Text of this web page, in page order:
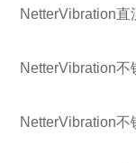
NetterVibration
NetterVibration
NetterVibration